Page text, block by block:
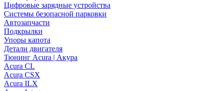
Цифровые зарядные устройства
Системы безопасной парковки
Автозапчасти
Подкрылки
Упоры капота
Детали двигателя
Тюнинг Acura | Акура
Acura CL
Acura CSX
Acura ILX